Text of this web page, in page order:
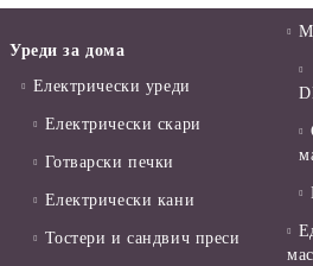
Уреди за дома
Електрически уреди
Електрически скари
Готварски печки
Електрически кани
Тостери и сандвич преси